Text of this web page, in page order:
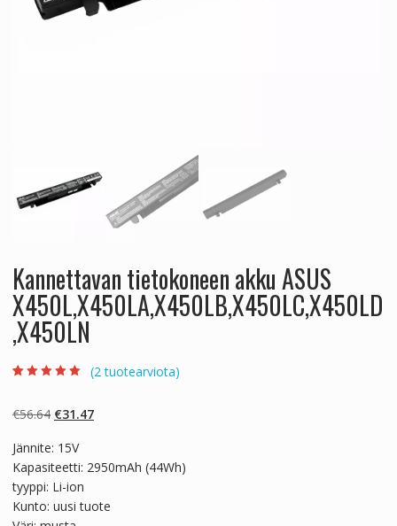
Kannettavan tietokoneen akku ASUS
X450L,X450LA,X450LB,X450LC,X450LD
,X450LN
asiakkaan
(2tuotearviota)
€56.64 Alkuperäinen
oli:
€56.64.
€31.47Nykyinen
€31.47.
Jännite: 15V
Kapasiteetti: 2950mAh (44Wh)
tyyppi: Li-ion
Kunto: uusi tuote